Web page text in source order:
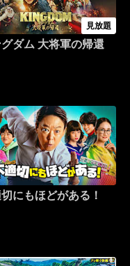
見放題
ダム 大将軍の帰還
にもほどがある！